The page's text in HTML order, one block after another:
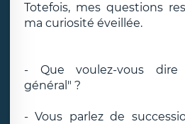
Totefois, mes questions
ma curiosité éveillée.
- Que voulez-vous dire
général" ?
- Vous parlez de